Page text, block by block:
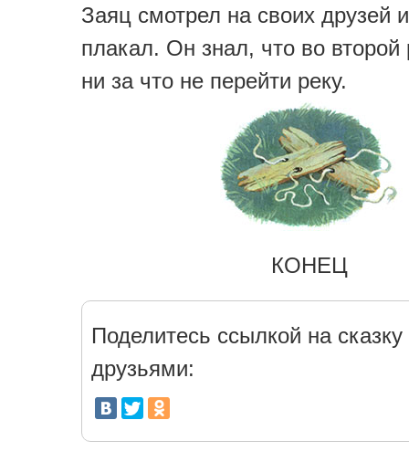
Заяц смотрел на своих друзей
плакал. Он знал, что во
ни за что не перейти реку.
КОНЕЦ
Поделитесь ссылкой на сказку
друзьями: